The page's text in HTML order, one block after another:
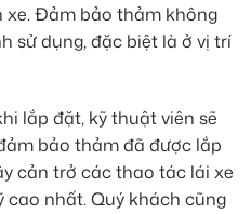
xe. Đảm bảo thảm không
sử dụng, đặc biệt là ở vị trí
lắp đặt, kỹ thuật viên sẽ
bảo thảm đã được lắp
cản trở các thao tác lái xe
cao nhất. Quý khách cũng